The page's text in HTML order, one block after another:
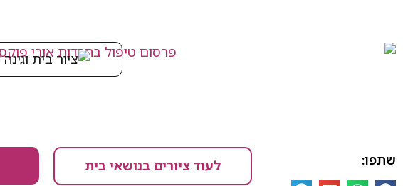
שתפו: לעוד ציורים בנושאי בית